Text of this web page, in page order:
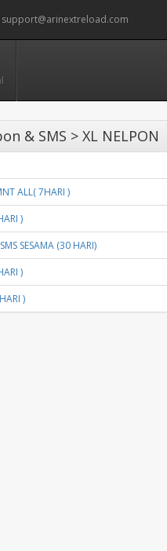
support@arinextreload.com
& SMS > XL NELPON
ALL( 7HARI )
)
SESAMA (30 HARI)
)
)